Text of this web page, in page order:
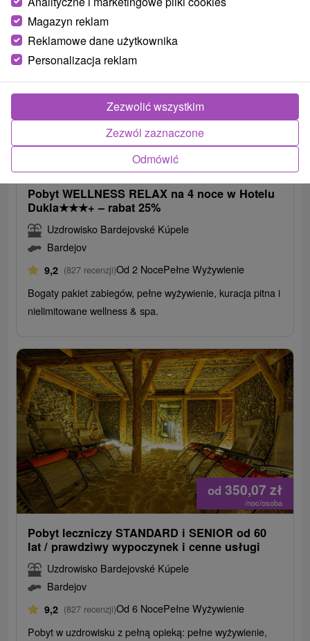
Akcia
od362,92zł
Pobyt WELLNESS RELAX na 4 noce w Hotelu
Dukla★★★+ – rabat 25%
Uzdrowisko Bardejovské Kúpele
Bardejov
9,2 (827 recenzji)Od 2 NocePełne Wyżywienie
Bogaty pakiet zabiegów, pełne wyżywienie, kuracja pitna i
nielimitowane wellness & spa.
od 350,07 zł
/noc/osoba
Pobyt leczniczy STANDARD i SENIOR od 60
lat / prawdziwy wypoczynek i cenne usługi
Uzdrowisko Bardejovské Kúpele
Bardejov
9,2 (827 recenzji)Od 6 NocePełne Wyżywienie
Pobyt w uzdrowisku z pełną opieką: pełne wyżywienie,
Magazyn reklam
Reklamowe dane użytkownika
Personalizacja reklam
Odmówić
Zezwól zaznaczone
Zezwolić wszystkim